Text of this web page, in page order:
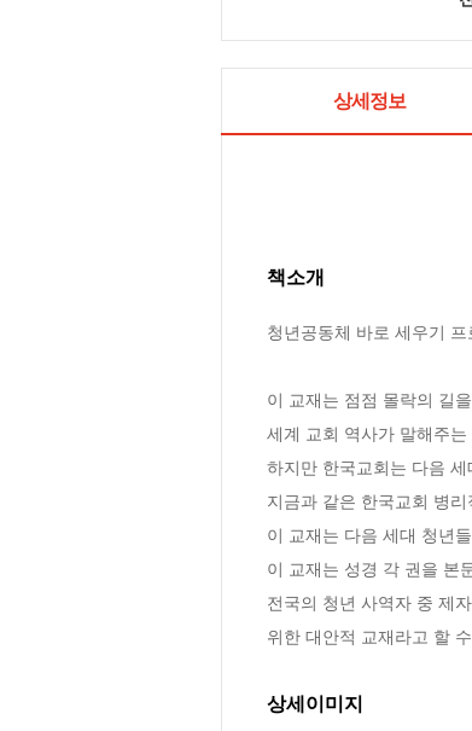
상세정보
책소개
청년공동체 바로 세우기 프
이 교재는 점점 몰락의 길
세계 교회 역사가 말해주
하지만 한국교회는 다음
지금과 같은 한국교회 병
이 교재는 다음 세대 청년
이 교재는 성경 각 권을 본
전국의 청년 사역자 중 제
위한 대안적 교재라고 할
상세이미지